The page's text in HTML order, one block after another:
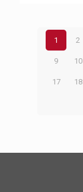
1 2
9 10
17 18